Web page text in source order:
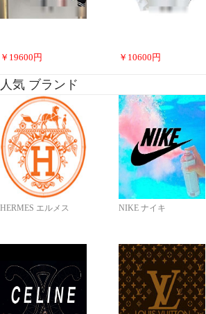
￥ 19600 円 ￥ 10600 円
人気 ブランド
HERMES エルメス NIKE ナイキ